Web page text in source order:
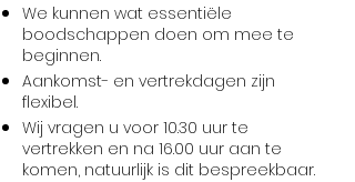
We kunnen wat essentiële
boodschappen doen om mee te
beginnen.
Aankomst- en vertrekdagen zijn
flexibel.
Wij vragen u voor 10.30 uur te
vertrekken en na 16.00 uur aan te
komen, natuurlijk is dit bespreekbaar.